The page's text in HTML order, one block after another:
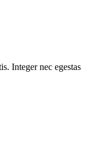
Integer nec egestas